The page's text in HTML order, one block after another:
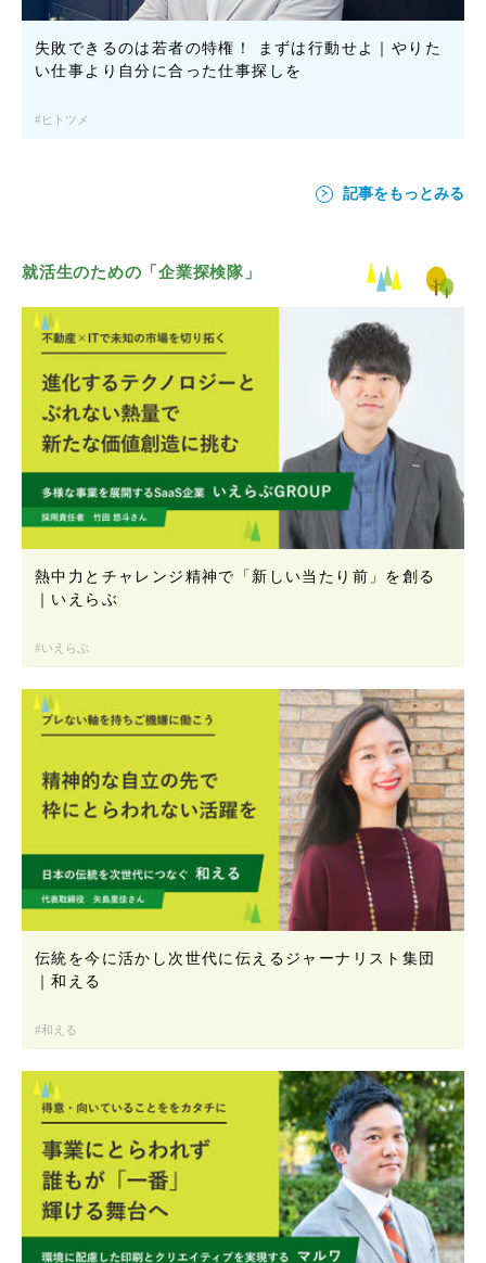
失敗できるのは若者の特権！ まずは行動せよ｜やりた
い仕事より自分に合った仕事探しを
ヒトツメ
記事をもっとみる
就活生のための「企業探検隊」
熱中力とチャレンジ精神で「新しい当たり前」を創る
｜いえらぶ
いえらぶ
伝統を今に活かし次世代に伝えるジャーナリスト集団
｜和える
和える